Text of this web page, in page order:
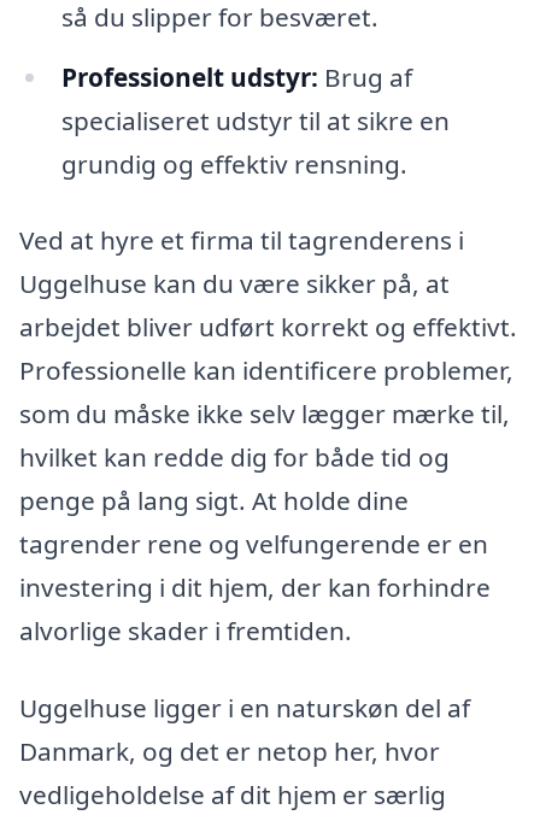
så du slipper for besværet.
Professionelt udstyr: Brug af
specialiseret udstyr til at sikre en
grundig og effektiv rensning.
Ved at hyre et firma til tagrenderens i
Uggelhuse kan du være sikker på, at
arbejdet bliver udført korrekt og effektivt.
Professionelle kan identificere problemer,
som du måske ikke selv lægger mærke til,
hvilket kan redde dig for både tid og
penge på lang sigt. At holde dine
tagrender rene og velfungerende er en
investering i dit hjem, der kan forhindre
alvorlige skader i fremtiden.
Uggelhuse ligger i en naturskøn del af
Danmark, og det er netop her, hvor
vedligeholdelse af dit hjem er særlig